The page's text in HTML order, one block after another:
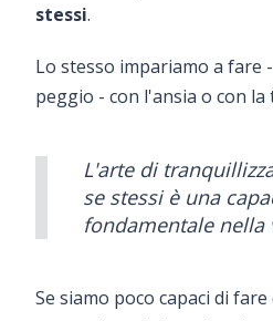
stessi.
Lo stesso impariamo a fare
peggio - con l'ansia o con la
L'arte di
se stessi è una
fondamentale nella
Se siamo poco capaci di